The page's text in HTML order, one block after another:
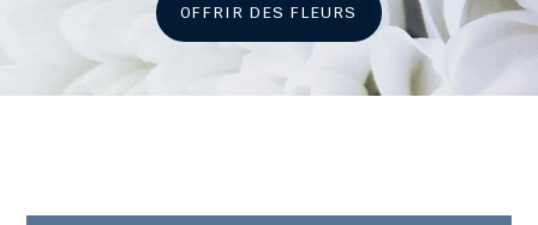
OFFRIR DES FLEURS